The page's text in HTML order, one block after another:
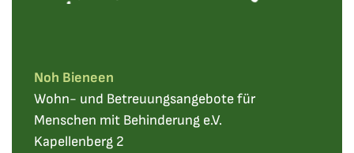
Noh Bieneen
Wohn- und Betreuungsangebote für
Menschen mit Behinderung e.V.
Kapellenberg 2